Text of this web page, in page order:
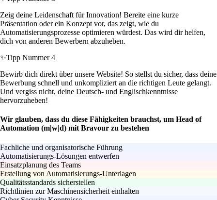
Zeig deine Leidenschaft für Innovation! Bereite eine kurze
Präsentation oder ein Konzept vor, das zeigt, wie du
Automatisierungsprozesse optimieren würdest. Das wird dir helfen,
dich von anderen Bewerbern abzuheben.
✨Tipp Nummer 4
Bewirb dich direkt über unsere Website! So stellst du sicher, dass deine
Bewerbung schnell und unkompliziert an die richtigen Leute gelangt.
Und vergiss nicht, deine Deutsch- und Englischkenntnisse
hervorzuheben!
Wir glauben, dass du diese Fähigkeiten brauchst, um Head of
Automation (m|w|d) mit Bravour zu bestehen
Fachliche und organisatorische Führung
Automatisierungs‑Lösungen entwerfen
Einsatzplanung des Teams
Erstellung von Automatisierungs‑Unterlagen
Qualitätsstandards sicherstellen
Richtlinien zur Maschinensicherheit einhalten